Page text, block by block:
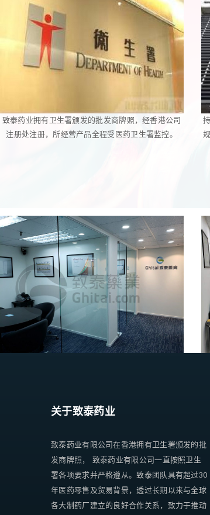
致泰药业拥有卫生署颁发的批发商牌照，经香港公司
注册处注册，所经营产品全程受医药卫生署监控。
关于致泰药业
致泰药业有限公司在香港拥有卫生署颁发的批
发商牌照， 致泰药业有限公司一直按照卫生
署各项要求并严格遵从。致泰团队具有超过30
年医药零售及贸易背景，透过长期以来与全球
各大制药厂建立的良好合作关系，致力于推动